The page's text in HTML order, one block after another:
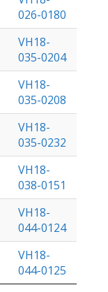
026-0180
VH18-
035-0204
VH18-
035-0208
VH18-
035-0232
VH18-
038-0151
VH18-
044-0124
VH18-
044-0125